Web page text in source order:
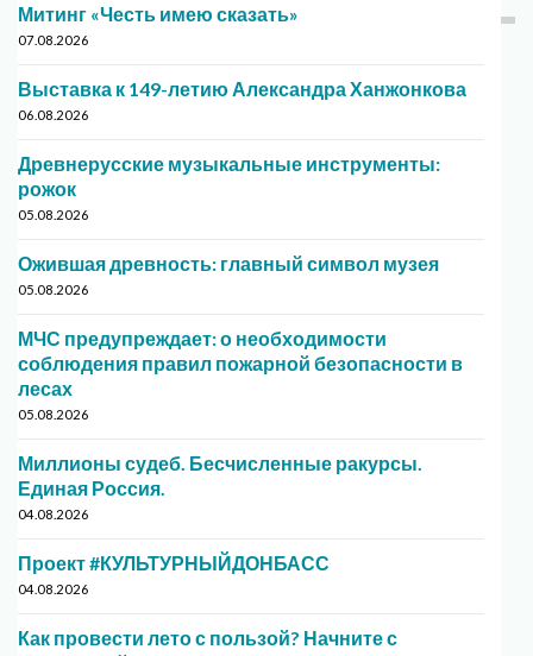
Митинг «Честь имею сказать»
07.08.2026
Выставка к 149-летию Александра Ханжонкова
06.08.2026
Древнерусские музыкальные инструменты:
рожок
05.08.2026
Ожившая древность: главный символ музея
05.08.2026
МЧС предупреждает: о необходимости
соблюдения правил пожарной безопасности в
лесах
05.08.2026
Миллионы судеб. Бесчисленные ракурсы.
Единая Россия.
04.08.2026
Проект #КУЛЬТУРНЫЙДОНБАСС
04.08.2026
Как провести лето с пользой? Начните с